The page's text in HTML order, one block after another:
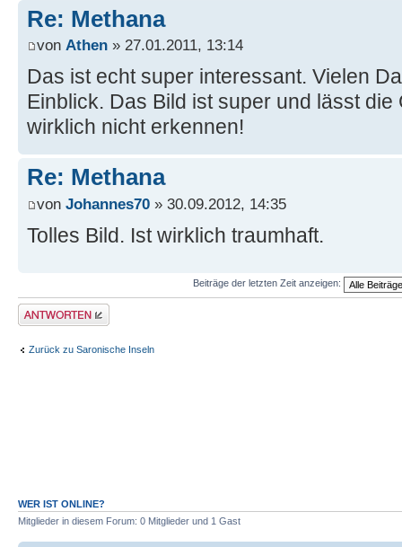
Re: Methana
von Athen » 27.01.2011, 13:14
Das ist echt super interessant. Vielen
Einblick. Das Bild ist super und lässt
wirklich nicht erkennen!
Re: Methana
von Johannes70 » 30.09.2012, 14:35
Tolles Bild. Ist wirklich traumhaft.
Beiträge der letzten Zeit anzeigen:
Antwort erstellen
Zurück zu Saronische Inseln
WER IST ONLINE?
Mitglieder in diesem Forum: 0 Mitglieder und 1 Gast